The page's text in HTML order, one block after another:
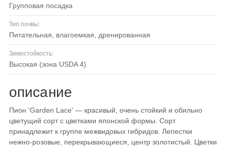
групповая посадка
Тип почвы:
питательная, влагоемкая, дренированная
Зимостойкость:
высокая (зона USDA 4)
описание
Пион 'Garden Lace' — красивый, очень стойкий и обильно
цветущий сорт с цветками японской формы. Сорт
принадлежит к группе межвидовых гибридов. Лепестки
нежно-розовые, перекрывающиеся, центр золотистый. Цветки